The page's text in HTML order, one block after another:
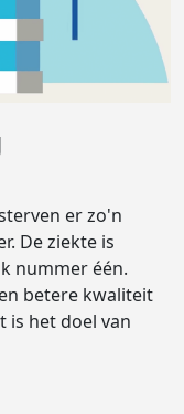
er zo'n
De ziekte is
nummer één.
betere kwaliteit
is het doel van